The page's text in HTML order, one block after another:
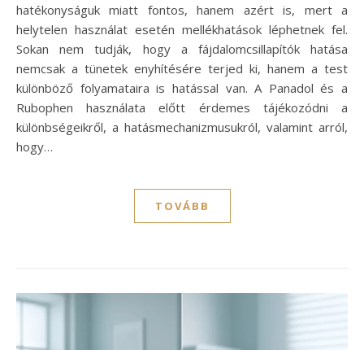
hatékonyságuk miatt fontos, hanem azért is, mert a
helytelen használat esetén mellékhatások léphetnek fel.
Sokan nem tudják, hogy a fájdalomcsillapítók hatása
nemcsak a tünetek enyhítésére terjed ki, hanem a test
különböző folyamataira is hatással van. A Panadol és a
Rubophen használata előtt érdemes tájékozódni a
különbségeikről, a hatásmechanizmusukról, valamint arról,
hogy…
TOVÁBB